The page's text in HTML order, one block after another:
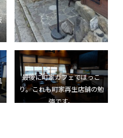
最後に町家カフェでほっこ
り。これも町家再生店舗の勉
強です。